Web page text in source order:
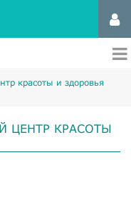
красоты и здоровья
ЦЕНТР КРАСОТЫ